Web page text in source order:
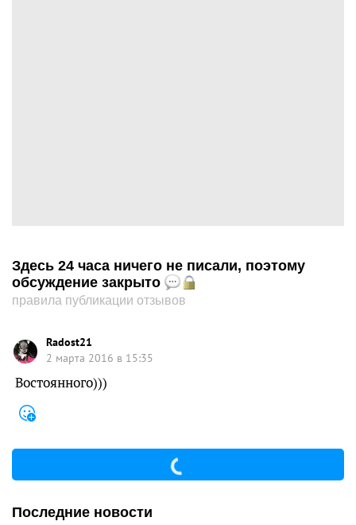
Здесь 24 часа ничего не писали, поэтому
обсуждение закрыто
правила публикации отзывов
Radost21
2 марта 2016 в 15:35
Востоянного)))
Последние новости